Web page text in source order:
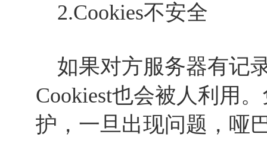
2.Cookies不安全
如果对方服务器有记
Cookiest也会被人利用
护，一旦出现问题，哑